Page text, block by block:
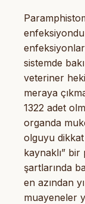
sistemde
veteriner
meraya
1322 adet
organda
olguyu dikkat
kaynaklı”
şartlarında
en azından
muayeneler